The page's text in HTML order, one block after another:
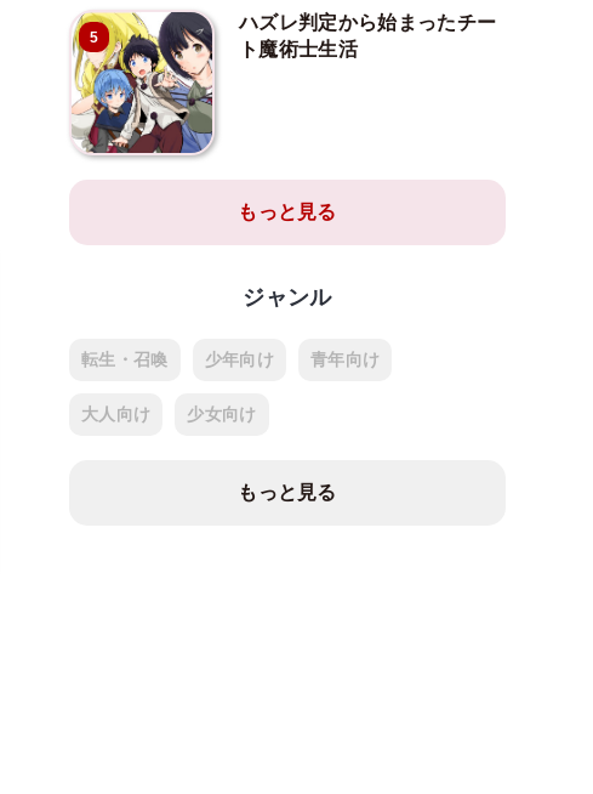
5
ハズレ判定から始まったチー
ト魔術士生活
もっと見る
ジャンル
転生・召喚 少年向け 青年向け
大人向け 少女向け
もっと見る